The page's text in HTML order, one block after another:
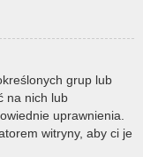
grup lub
na nich lub
uprawnienia.
witryny, aby ci je